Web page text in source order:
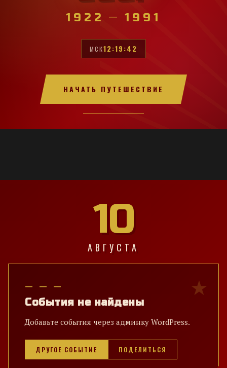
1922 — 1991
МСК12:19:43
НАЧАТЬ ПУТЕШЕСТВИЕ
10
АВГУСТА
— — —
События не найдены
Добавьте события через админку WordPress.
ДРУГОЕ СОБЫТИЕ ПОДЕЛИТЬСЯ